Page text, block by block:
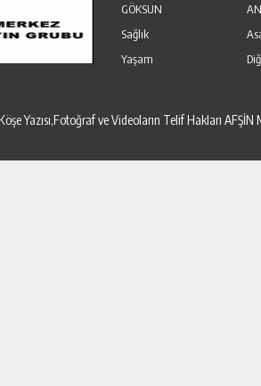
GÖKSUN
Sağlık
Yaşam
Yazısı,Fotoğraf ve Videoların Telif Hakları